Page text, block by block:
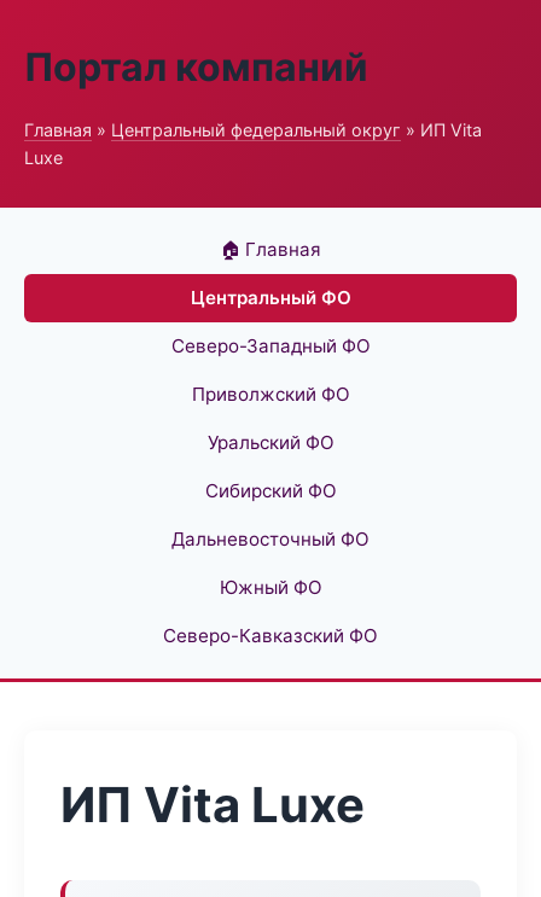
Портал компаний
Главная » Центральный федеральный округ » ИП Vita
Luxe
🏠 Главная
Центральный ФО
Северо-Западный ФО
Приволжский ФО
Уральский ФО
Сибирский ФО
Дальневосточный ФО
Южный ФО
Северо-Кавказский ФО
ИП Vita Luxe